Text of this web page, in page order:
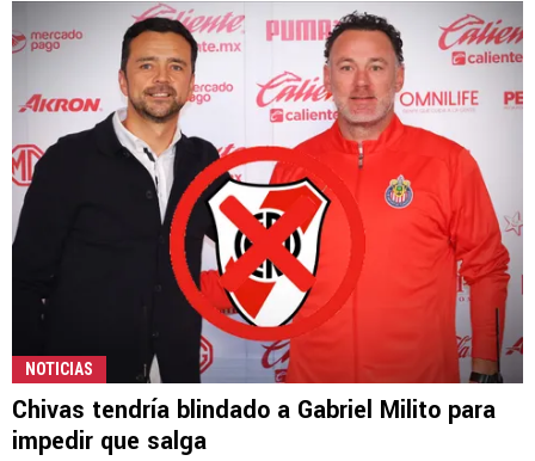
NOTICIAS
Chivas tendría blindado a Gabriel Milito para
impedir que salga